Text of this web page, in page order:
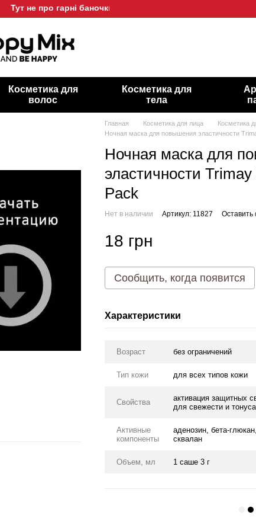
Тут не про гарні баночки, а про гарну шкіру!
Косметика для
волос
Косметика для
тела
Главная Косметика для лица
Косметика
Ночная маска для повышения эластичности
Ночная маска для
эластичности
Pack
Нет в наличии Артикул: 11827 Оставить
18 грн
Сообщить, когда появится
Характеристики
Возраст без ограничений
Тип кожи для всех типов кожи
Свойства
активация защитных
для свежести и
Активные
компоненты
аденозин, бета-
сквалан
Объем, мл 1 саше 3 г